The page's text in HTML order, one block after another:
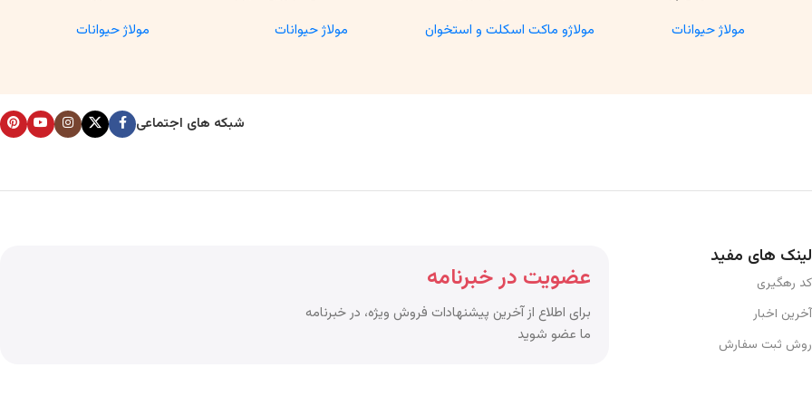
مولاژ حیوانات
مولاژو ماکت اسکلت و استخوان
مولاژ حیوانات
مولاژ حیوانات
شبکه های اجتماعی
لینک های مفید
کد رهگیری
آخرین اخبار
روش ثبت سفارش
عضویت در خبرنامه
برای اطلاع از آخرین پیشنهادات فروش ویژه، در خبرنامه
ما عضو شوید